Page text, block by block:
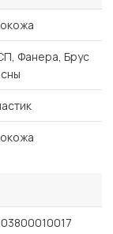
Фанера, Брус